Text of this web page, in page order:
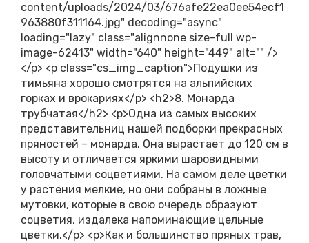
content/uploads/2024/03/676afe22ea0ee54ecf1
963880f311164.jpg" decoding="async"
loading="lazy" class="alignnone size-full wp-
image-62413" width="640" height="449" alt="" />
</p> <p class="cs_img_caption">Подушки из
тимьяна хорошо смотрятся на альпийских
горках и врокариях</p> <h2>8. Монарда
трубчатая</h2> <p>Одна из самых высоких
представительниц нашей подборки прекрасных
пряностей – монарда. Она вырастает до 120 см в
высоту и отличается яркими шаровидными
головчатыми соцветиями. На самом деле цветки
у растения мелкие, но они собраны в ложные
мутовки, которые в свою очередь образуют
соцветия, издалека напоминающие цельные
цветки.</p> <p>Как и большинство пряных трав,